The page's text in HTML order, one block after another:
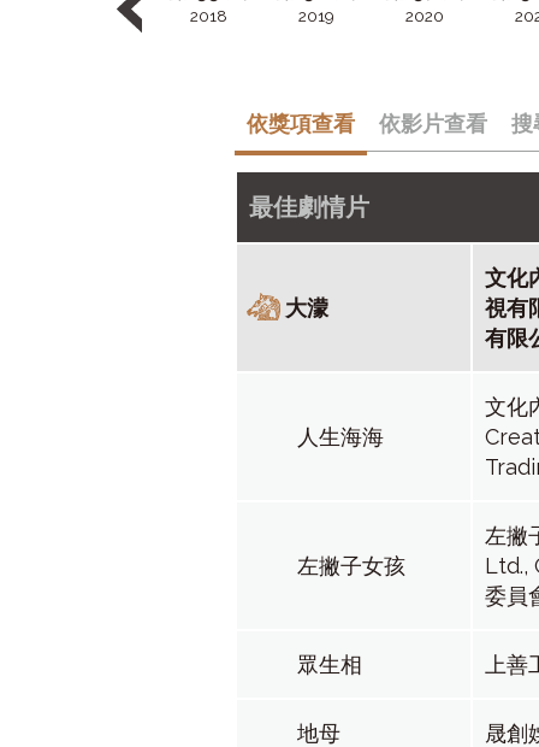
2018 2019 2020
依獎項查看 依影片查看 搜
最佳劇情片
大濛
文化
視有
有限
人生海海
文化
左撇子女孩
左撇
Ltd.,
委員
眾生相 上
地母 晟創